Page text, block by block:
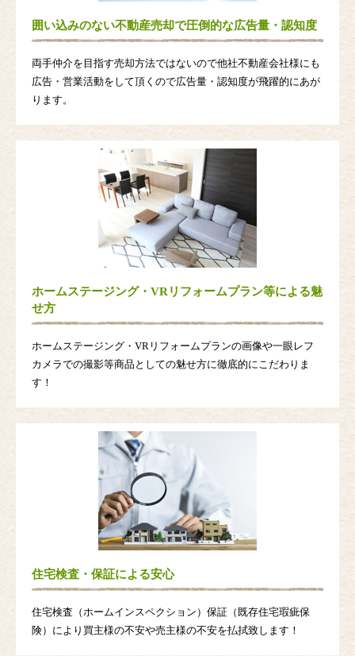
囲い込みのない不動産売却で圧倒的な広告量・認知度
両手仲介を目指す売却方法ではないので他社不動産会社様にも
広告・営業活動をして頂くので広告量・認知度が飛躍的にあが
ります。
ホームステージング・VRリフォームプラン等による魅
せ方
ホームステージング・VRリフォームプランの画像や一眼レフ
カメラでの撮影等商品としての魅せ方に徹底的にこだわりま
す！
住宅検査・保証による安心
住宅検査（ホームインスペクション）保証（既存住宅瑕疵保
険）により買主様の不安や売主様の不安を払拭致します！